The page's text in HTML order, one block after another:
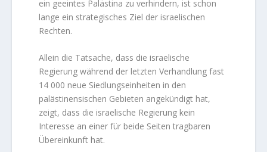
ein geeintes Palästina zu verhindern, ist schon
lange ein strategisches Ziel der israelischen
Rechten.
Allein die Tatsache, dass die israelische
Regierung während der letzten Verhandlung fast
14 000 neue Siedlungseinheiten in den
palästinensischen Gebieten angekündigt hat,
zeigt, dass die israelische Regierung kein
Interesse an einer für beide Seiten tragbaren
Übereinkunft hat.